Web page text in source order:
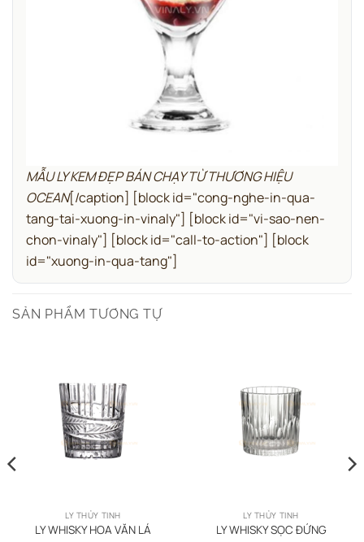
MẪU LY KEM ĐẸP BÁN CHẠY TỪ THƯƠNG HIỆU
OCEAN[/caption] [block id="cong-nghe-in-qua-
tang-tai-xuong-in-vinaly"] [block id="vi-sao-nen-
chon-vinaly"] [block id="call-to-action"] [block
id="xuong-in-qua-tang"]
SẢN PHẨM TƯƠNG TỰ
LY THỦY TINH
LY WHISKY HOA VĂN LÁ
LY THỦY TINH
LY WHISKY SỌC ĐỨNG